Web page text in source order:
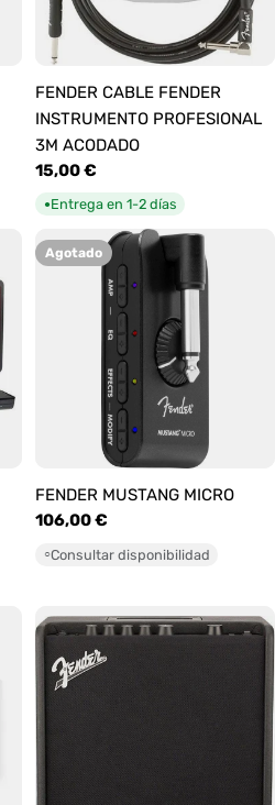
FENDER CABLE FENDER
INSTRUMENTO PROFESIONAL
3M ACODADO
Precio
habitual
15,00 €
●Entrega en 1-2 días
Agotado
FENDER MUSTANG MICRO
Precio
106,00 €
○Consultar disponibilidad